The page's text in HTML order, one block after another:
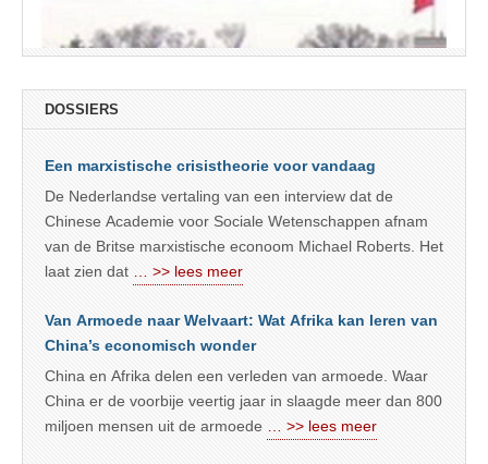
DOSSIERS
Een marxistische crisistheorie voor vandaag
De Nederlandse vertaling van een interview dat de
Chinese Academie voor Sociale Wetenschappen afnam
van de Britse marxistische econoom Michael Roberts. Het
laat zien dat
… >> lees meer
Van Armoede naar Welvaart: Wat Afrika kan leren van
China’s economisch wonder
China en Afrika delen een verleden van armoede. Waar
China er de voorbije veertig jaar in slaagde meer dan 800
miljoen mensen uit de armoede
… >> lees meer